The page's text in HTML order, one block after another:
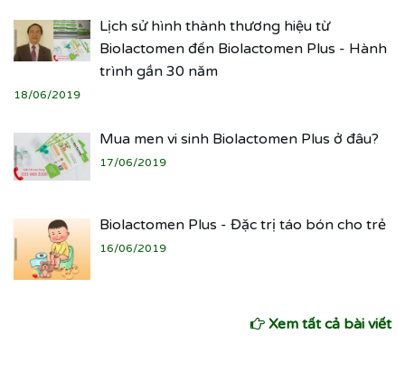
Lịch sử hình thành thương hiệu từ
Biolactomen đến Biolactomen Plus - Hành
trình gần 30 năm
18/06/2019
Mua men vi sinh Biolactomen Plus ở đâu?
17/06/2019
Biolactomen Plus - Đặc trị táo bón cho trẻ
16/06/2019
Xem tất cả bài viết